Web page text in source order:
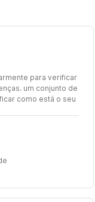
para verificar
um conjunto de
como está o seu